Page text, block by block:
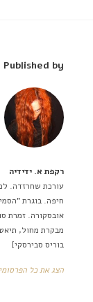
Published by
רקפת א. ידידיה
עורכת שחרזדה.
חיפה. בוגרת
אובסקורה. זמרת
מבקרת מחול,
בוריס סבירסקי]
הצג את כל